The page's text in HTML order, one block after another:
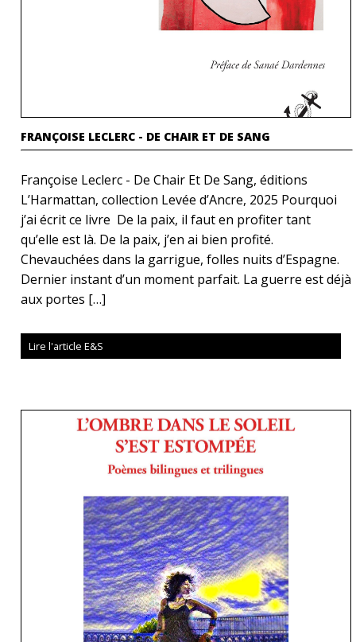
FRANÇOISE LECLERC - DE CHAIR ET DE SANG
Françoise Leclerc - De Chair Et De Sang, éditions
L’Harmattan, collection Levée d’Ancre, 2025 Pourquoi
j’ai écrit ce livre De la paix, il faut en profiter tant
qu’elle est là. De la paix, j’en ai bien profité.
Chevauchées dans la garrigue, folles nuits d’Espagne.
Dernier instant d’un moment parfait. La guerre est déjà
aux portes […]
Lire l'article E&S